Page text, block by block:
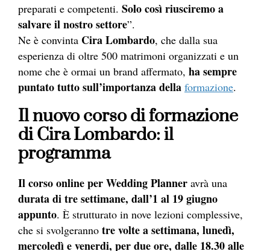
preparati e competenti. Solo così riusciremo a
salvare il nostro settore”.
Ne è convinta Cira Lombardo, che dalla sua
esperienza di oltre 500 matrimoni organizzati e un
nome che è ormai un brand affermato, ha sempre
puntato tutto sull’importanza della formazione.
Il nuovo corso di formazione
di Cira Lombardo: il
programma
Il corso online per Wedding Planner avrà una
durata di tre settimane, dall’1 al 19 giugno
appunto. È strutturato in nove lezioni complessive,
che si svolgeranno tre volte a settimana, lunedì,
mercoledì e venerdi, per due ore, dalle 18.30 alle